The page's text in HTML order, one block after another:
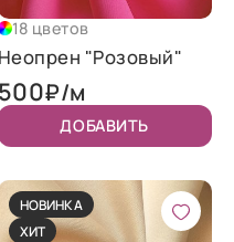
18 цветов
Неопрен "Розовый"
500₽/м
ДОБАВИТЬ
НОВИНКА
ХИТ